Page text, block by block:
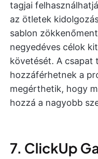
tagjai
az ötletek
sablon
negyedéves célok
követését. A csapat
hozzáférhetnek a
megérthetik, hogy
hozzá a nagyobb
7. ClickUp